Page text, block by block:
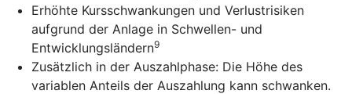
Erhöhte Kursschwankungen und Verlustrisiken
aufgrund der Anlage in Schwellen- und
Entwicklungsländern9
Zusätzlich in der Auszahlphase: Die Höhe des
variablen Anteils der Auszahlung kann schwanken.